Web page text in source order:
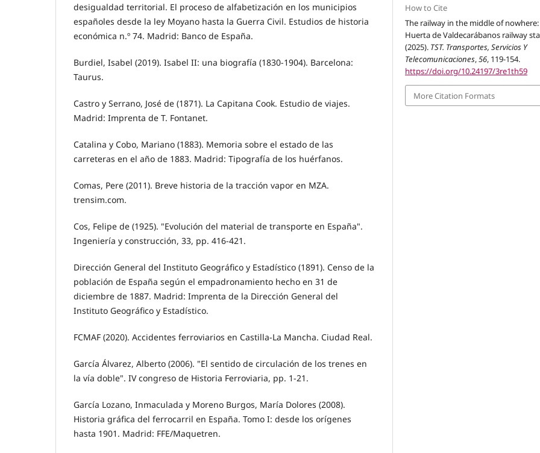
desigualdad territorial. El proceso de alfabetización en los municipios
españoles desde la ley Moyano hasta la Guerra Civil. Estudios de historia
económica n.º 74. Madrid: Banco de España.
Burdiel, Isabel (2019). Isabel II: una biografía (1830-1904). Barcelona:
Taurus.
Castro y Serrano, José de (1871). La Capitana Cook. Estudio de viajes.
Madrid: Imprenta de T. Fontanet.
Catalina y Cobo, Mariano (1883). Memoria sobre el estado de las
carreteras en el año de 1883. Madrid: Tipografía de los huérfanos.
Comas, Pere (2011). Breve historia de la tracción vapor en MZA.
trensim.com.
Cos, Felipe de (1925). "Evolución del material de transporte en España".
Ingeniería y construcción, 33, pp. 416-421.
Dirección General del Instituto Geográfico y Estadístico (1891). Censo de la
población de España según el empadronamiento hecho en 31 de
diciembre de 1887. Madrid: Imprenta de la Dirección General del
Instituto Geográfico y Estadístico.
FCMAF (2020). Accidentes ferroviarios en Castilla-La Mancha. Ciudad Real.
García Álvarez, Alberto (2006). "El sentido de circulación de los trenes en
la vía doble". IV congreso de Historia Ferroviaria, pp. 1-21.
García Lozano, Inmaculada y Moreno Burgos, María Dolores (2008).
Historia gráfica del ferrocarril en España. Tomo I: desde los orígenes
hasta 1901. Madrid: FFE/Maquetren.
How to Cite
The railway in the middle of
Huerta de Valdecarábanos railway
(2025). TST. Transportes, Servicios Y
Telecomunicaciones,56, 119-154.
https://doi.org/10.24197/3re1th59
More Citation Formats